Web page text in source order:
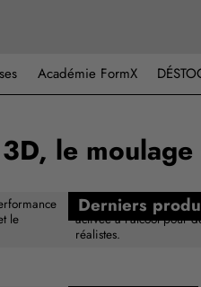
Académie FormX
le
le
Derniers
Nouveau — Skin
activée à l'alcool pour
réalistes.